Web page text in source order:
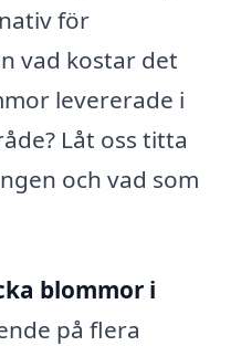
för
vad kostar det
levererade i
Låt oss titta
och vad som
blommor i
på flera